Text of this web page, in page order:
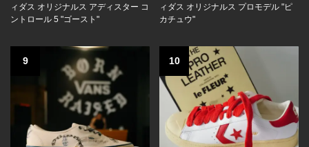
ィダス オリジナルス アディスター コ
ントロール 5 "ゴースト"
ィダス オリジナルス プロモデル "ピ
カチュウ"
9 10